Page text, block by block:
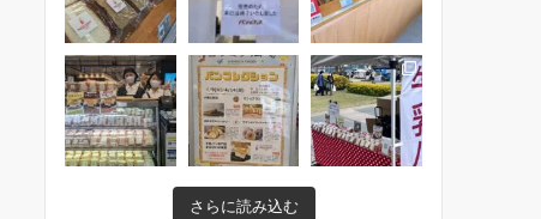
さらに読み込む